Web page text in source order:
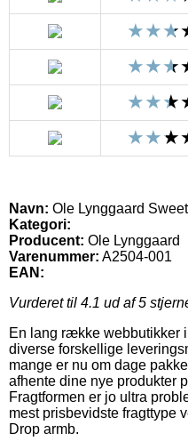
Navn: Ole Lynggaard
Kategori:
Producent: Ole Lynggaard
Varenummer: A2504-001
EAN:
Vurderet til 4.1 ud af 5
En lang række webbutikker
diverse forskellige
mange er nu om dage
afhente dine nye produkter
Fragtformen er jo ultra
mest prisbevidste fragttype
Drop armb.